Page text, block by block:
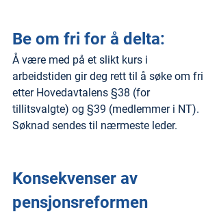
Be om fri for å delta:
Å være med på et slikt kurs i
arbeidstiden gir deg rett til å søke om fri
etter Hovedavtalens §38 (for
tillitsvalgte) og §39 (medlemmer i NT).
Søknad sendes til nærmeste leder.
Konsekvenser av
pensjonsreformen